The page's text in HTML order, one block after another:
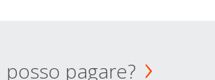
posso pagare?